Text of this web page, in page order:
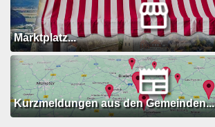
Marktplatz...
Kurzmeldungen aus den Gemeinden...